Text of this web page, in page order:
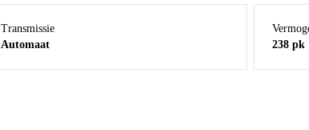
Transmissie
Automaat
238 pk